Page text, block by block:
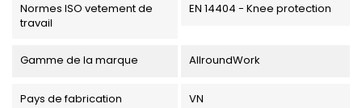
Normes ISO vetement de
travail
EN 14404 - Knee protection
Gamme de la marque AllroundWork
Pays de fabrication VN